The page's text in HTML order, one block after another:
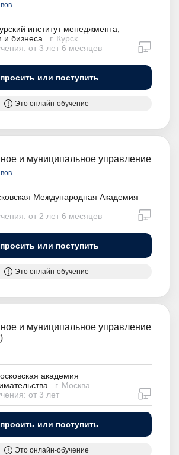
институт менеджмента,
и бизнеса
г. Курск
от 3 лет 6 месяцев
или поступить
Это онлайн-обучение
и муниципальное управление
Международная Академия
от 2 лет 6 месяцев
или поступить
Это онлайн-обучение
и муниципальное управление
академия
г. Москва
от 3 лет
или поступить
Это онлайн-обучение